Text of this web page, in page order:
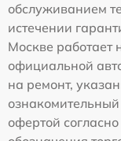
обслуживанием
истечении
Москве работает
официальной
на ремонт,
офертой